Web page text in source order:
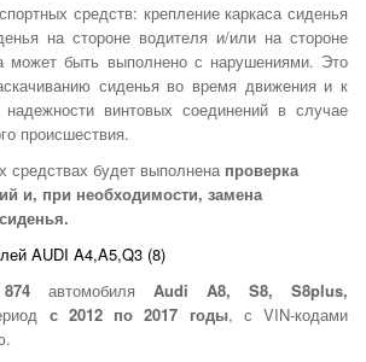
средств: крепление каркаса сиденья
на стороне водителя и/или на стороне
может быть выполнено с нарушениями. Это
сиденья во время движения и к
надежности винтовых соединений в случае
происшествия.
средствах будет выполнена проверка
и, при необходимости, замена
AUDI A4,A5,Q3 (8)
874 автомобиля Audi A8, S8, S8plus,
с 2012 по 2017 годы, с VIN-кодами